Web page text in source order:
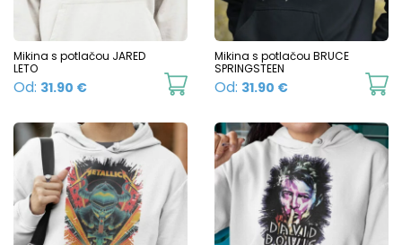
product
page
Mikina s potlačou JARED
LETO
Od: 31.90 €
This
has
multiple
variants.
options
Mikina s potlačou BRUCE
SPRINGSTEEN
Od: 31.90 €